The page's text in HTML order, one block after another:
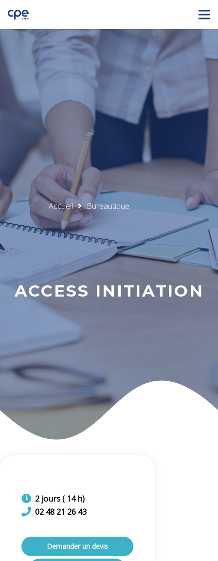
Accueil Bureautique
ACCESS INITIATION
2 jours( 14h)
02 48 21 26 43
Demander un devis